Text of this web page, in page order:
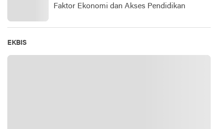
Faktor Ekonomi dan Akses Pendidikan
EKBIS